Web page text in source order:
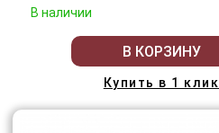
В наличии
В КОРЗИНУ
Купить в 1 клик